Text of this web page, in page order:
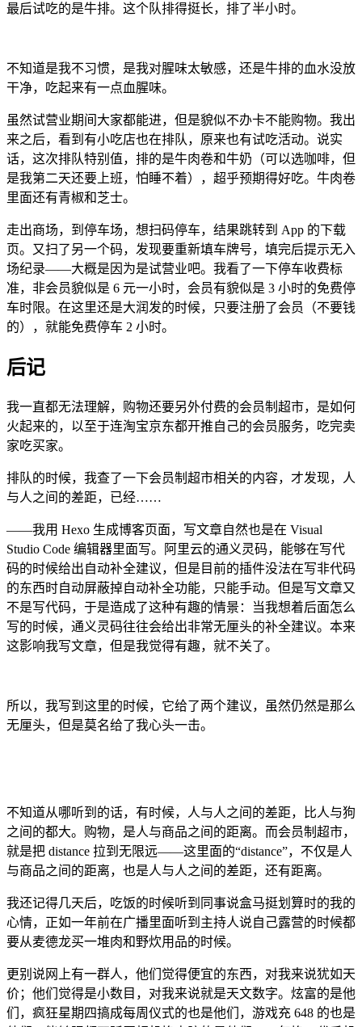
最后试吃的是牛排。这个队排得挺长，排了半小时。
不知道是我不习惯，是我对腥味太敏感，还是牛排的血水没放
干净，吃起来有一点血腥味。
虽然试营业期间大家都能进，但是貌似不办卡不能购物。我出
来之后，看到有小吃店也在排队，原来也有试吃活动。说实
话，这次排队特别值，排的是牛肉卷和牛奶（可以选咖啡，但
是我第二天还要上班，怕睡不着），超乎预期得好吃。牛肉卷
里面还有青椒和芝士。
走出商场，到停车场，想扫码停车，结果跳转到 App 的下载
页。又扫了另一个码，发现要重新填车牌号，填完后提示无入
场纪录——大概是因为是试营业吧。我看了一下停车收费标
准，非会员貌似是 6 元一小时，会员有貌似是 3 小时的免费停
车时限。在这里还是大润发的时候，只要注册了会员（不要钱
的），就能免费停车 2 小时。
后记
我一直都无法理解，购物还要另外付费的会员制超市，是如何
火起来的，以至于连淘宝京东都开推自己的会员服务，吃完卖
家吃买家。
排队的时候，我查了一下会员制超市相关的内容，才发现，人
与人之间的差距，已经……
——我用 Hexo 生成博客页面，写文章自然也是在 Visual
Studio Code 编辑器里面写。阿里云的通义灵码，能够在写代
码的时候给出自动补全建议，但是目前的插件没法在写非代码
的东西时自动屏蔽掉自动补全功能，只能手动。但是写文章又
不是写代码，于是造成了这种有趣的情景：当我想着后面怎么
写的时候，通义灵码往往会给出非常无厘头的补全建议。本来
这影响我写文章，但是我觉得有趣，就不关了。
所以，我写到这里的时候，它给了两个建议，虽然仍然是那么
无厘头，但是莫名给了我心头一击。
不知道从哪听到的话，有时候，人与人之间的差距，比人与狗
之间的都大。购物，是人与商品之间的距离。而会员制超市，
就是把 distance 拉到无限远——这里面的“distance”，不仅是人
与商品之间的距离，也是人与人之间的差距，还有距离。
我还记得几天后，吃饭的时候听到同事说盒马挺划算时的我的
心情，正如一年前在广播里面听到主持人说自己露营的时候都
要从麦德龙买一堆肉和野炊用品的时候。
更别说网上有一群人，他们觉得便宜的东西，对我来说犹如天
价；他们觉得是小数目，对我来说就是天文数字。炫富的是他
们，疯狂星期四搞成每周仪式的也是他们，游戏充 648 的也是